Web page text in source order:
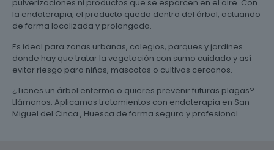
pulverizaciones ni productos que se esparcen en el aire. Con
la endoterapia, el producto queda dentro del árbol, actuando
de forma localizada y prolongada.
Es ideal para zonas urbanas, colegios, parques y jardines
donde hay que tratar la vegetación con sumo cuidado y así
evitar riesgo para niños, mascotas o cultivos cercanos.
¿Tienes un árbol enfermo o quieres prevenir futuras plagas?
Llámanos. Aplicamos tratamientos con endoterapia en San
Miguel del Cinca , Huesca de forma segura y profesional.